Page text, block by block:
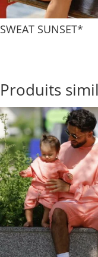
SWEAT SUNSET*
Produits